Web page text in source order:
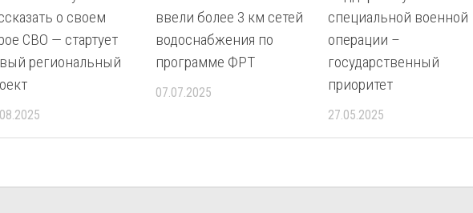
о своем
СВО — стартует
региональный
ввели более 3 км сетей
водоснабжения по
программе ФРТ
07.07.2025
специальной военной
операции –
государственный
приоритет
27.05.2025